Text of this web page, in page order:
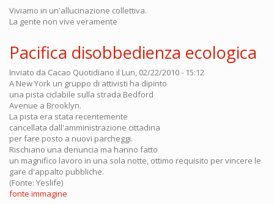
Viviamo in un'allucinazione collettiva.
La gente non vive veramente
Pacifica disobbedienza ecologica
Inviato da Cacao Quotidiano il Lun, 02/22/2010 - 15:12
A New York un gruppo di attivisti ha dipinto
una pista ciclabile sulla strada Bedford
Avenue a Brooklyn.
La pista era stata recentemente
cancellata dall'amministrazione cittadina
per fare posto a nuovi parcheggi.
Rischiano una denuncia ma hanno fatto
un magnifico lavoro in una sola notte, ottimo requisito per vincere le
gare d'appalto pubbliche.
(Fonte: Yeslife)
fonte immagine